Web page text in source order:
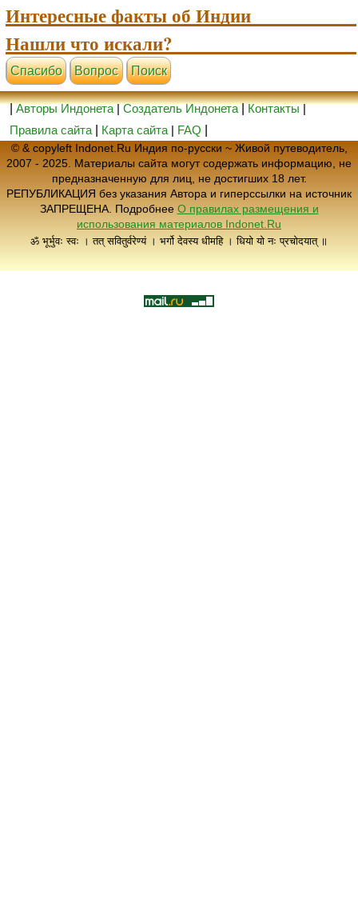
Интересные факты об Индии
Нашли что искали?
Cпасибо Вопрос Поиск
|Авторы Индонета|Создатель Индонета|Контакты|
Правила сайта
Карта сайта | FAQ
© & copyleft Indonet.Ru Индия по-русски ~ Живой путеводитель,
2007 - 2025. Материалы сайта могут содержать информацию, не
предназначенную для лиц, не достигших 18 лет.
РЕПУБЛИКАЦИЯ без указания Автора и гиперссылки на источник
ЗАПРЕЩЕНА. Подробнее О правилах размещения и
использования материалов Indonet.Ru
ॐ भूर्भुवः स्वः । तत् सवितुर्वरेण्यं । भर्गो देवस्य धीमहि । धियो यो नः प्रचोदयात् ॥